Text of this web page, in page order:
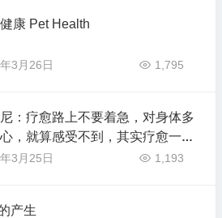
康 Pet Health
3月26日 1,795
：疗愈路上不要着急，对身体多
，就算感受不到，其实疗愈一直
修复。2021-9-15电报
3月25日 1,193
产生